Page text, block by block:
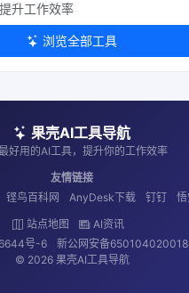
升工作效率
浏览全部工具
果壳AI工具导航
好用的AI工具，提升你的工作效率
友情链接
铿鸟百科网 AnyDesk下载 钉钉
悟
站点地图
AI资讯
号-6
新公网安备
© 2026 果壳AI工具导航